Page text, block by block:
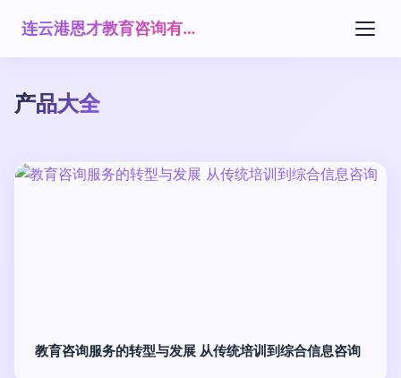
连云港恩才教育咨询有限公司
产品大全
教育咨询服务的转型与发展 从传统培训到综合信息咨询